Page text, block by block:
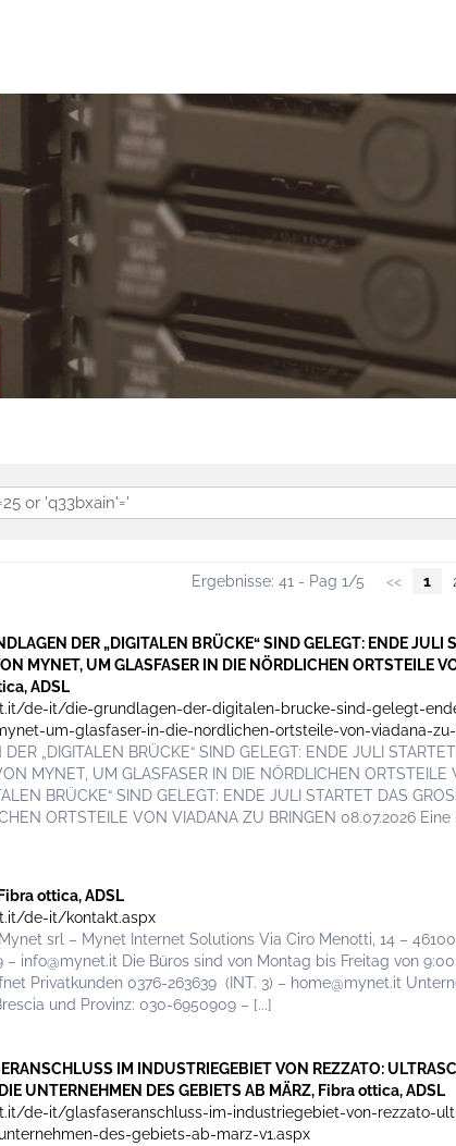
Ergebnisse: 41 - Pag 1/5 << 1
DER „DIGITALEN BRÜCKE“ SIND GELEGT: ENDE JULI
MYNET, UM GLASFASER IN DIE NÖRDLICHEN ORTSTEILE
ADSL
de-it/die-grundlagen-der-digitalen-brucke-sind-gelegt-
um-glasfaser-in-die-nordlichen-ortsteile-von-viadana-
„DIGITALEN BRÜCKE“ SIND GELEGT: ENDE JULI
MYNET, UM GLASFASER IN DIE NÖRDLICHEN
BRÜCKE“ SIND GELEGT: ENDE JULI STARTET DAS
ORTSTEILE VON VIADANA ZU BRINGEN 08.07.2026
ottica, ADSL
de-it/kontakt.aspx
srl – Mynet Internet Solutions Via Ciro Menotti, 14 – 46100
– info@mynet.it Die Büros sind von Montag bis Freitag von
Privatkunden 0376-263639 (INT. 3) – home@mynet.it
und Provinz: 030-6950909 – [...]
IM INDUSTRIEGEBIET VON REZZATO:
UNTERNEHMEN DES GEBIETS AB MÄRZ, Fibra ottica, ADSL
de-it/glasfaseranschluss-im-industriegebiet-von-rezzato-
des-gebiets-ab-marz-v1.aspx